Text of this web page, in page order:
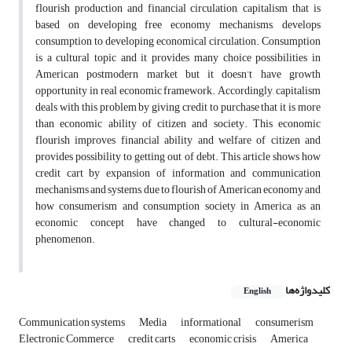
flourish production and financial circulation, capitalism that is
based on developing free economy mechanisms, develops
consumption to developing economical circulation. Consumption
is a cultural topic and it provides many choice possibilities in
American postmodern market but it doesn’t have growth
opportunity in real economic framework. Accordingly, capitalism
deals with this problem by giving credit to purchase that it is more
than economic ability of citizen and society. This economic
flourish improves financial ability and welfare of citizen and
provides possibility to getting out of debt. This article shows how
credit cart by expansion of information and communication
mechanisms and systems, due to flourish of American economy and
how consumerism and consumption society in America as an
economic concept have changed to cultural-economic
phenomenon.
کلیدواژه‌ها English
Communication systems Media informational consumerism
Electronic Commerce credit carts economic crisis America